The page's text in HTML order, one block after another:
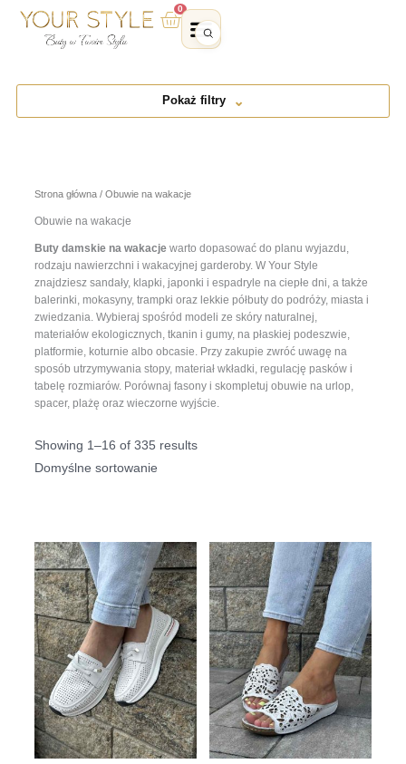
0
Wózek
Pokaż filtry
Strona główna / Obuwie na wakacje
Obuwie na wakacje
Buty damskie na wakacje warto dopasować do planu wyjazdu,
rodzaju nawierzchni i wakacyjnej garderoby. W Your Style
znajdziesz sandały, klapki, japonki i espadryle na ciepłe dni, a także
balerinki, mokasyny, trampki oraz lekkie półbuty do podróży, miasta i
zwiedzania. Wybieraj spośród modeli ze skóry naturalnej,
materiałów ekologicznych, tkanin i gumy, na płaskiej podeszwie,
platformie, koturnie albo obcasie. Przy zakupie zwróć uwagę na
sposób utrzymywania stopy, materiał wkładki, regulację pasków i
tabelę rozmiarów. Porównaj fasony i skompletuj obuwie na urlop,
spacer, plażę oraz wieczorne wyjście.
Showing 1–16 of 335 results